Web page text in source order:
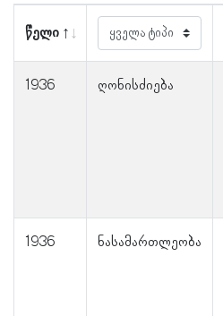
წელი
1936 ღონისძიება
1936 ნასამართლეობა